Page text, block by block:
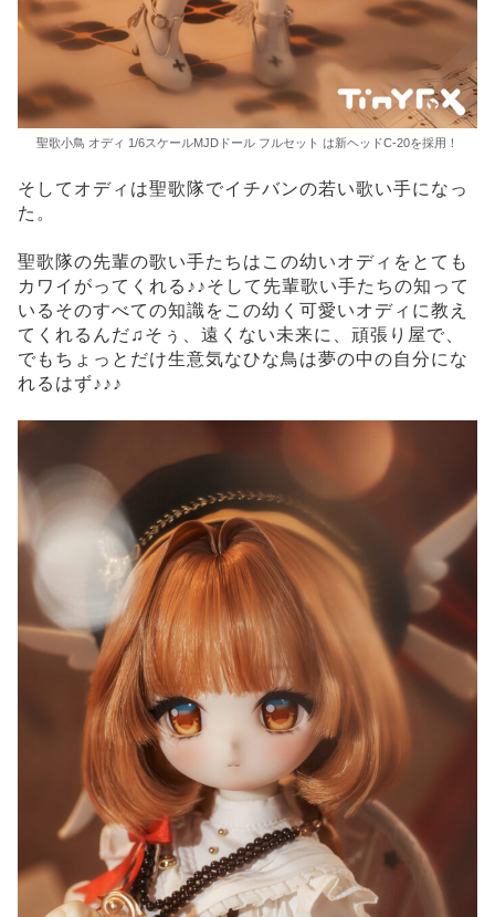
聖歌小鳥 オディ 1/6スケールMJDドール フルセット は新ヘッドC-20を採用！
そしてオディは聖歌隊でイチバンの若い歌い手になっ
た。
聖歌隊の先輩の歌い手たちはこの幼いオディをとても
カワイがってくれる♪♪そして先輩歌い手たちの知って
いるそのすべての知識をこの幼く可愛いオディに教え
てくれるんだ♫そぅ、遠くない未来に、頑張り屋で、
でもちょっとだけ生意気なひな鳥は夢の中の自分にな
れるはず♪♪♪